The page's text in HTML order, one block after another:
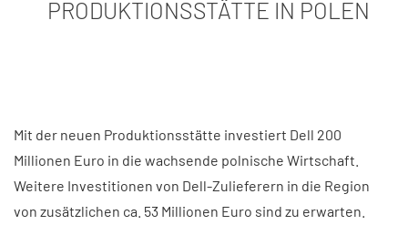
PRODUKTIONSSTÄTTE IN POLEN
Mit der neuen Produktionsstätte investiert Dell 200
Millionen Euro in die wachsende polnische Wirtschaft.
Weitere Investitionen von Dell-Zulieferern in die Region
von zusätzlichen ca. 53 Millionen Euro sind zu erwarten.